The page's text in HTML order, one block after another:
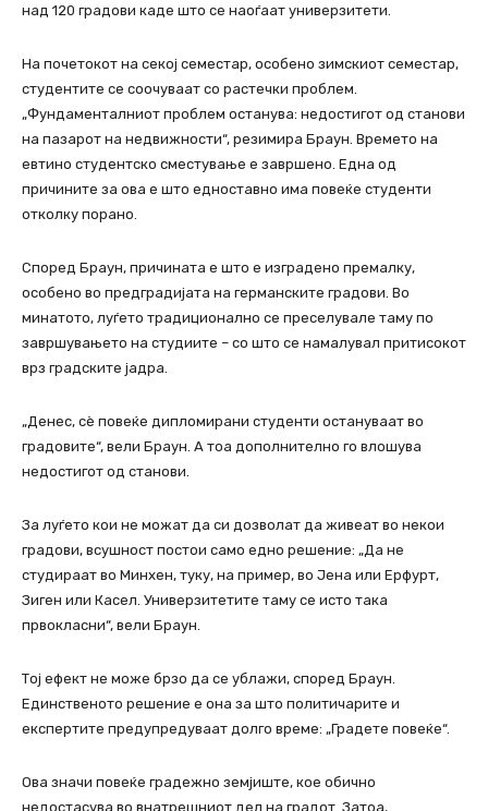
над 120 градови каде што се наоѓаат универзитети.
На почетокот на секој семестар, особено зимскиот семестар,
студентите се соочуваат со растечки проблем.
„Фундаменталниот проблем останува: недостигот од станови
на пазарот на недвижности“, резимира Браун. Времето на
евтино студентско сместување е завршено. Една од
причините за ова е што едноставно има повеќе студенти
отколку порано.
Според Браун, причината е што е изградено премалку,
особено во предградијата на германските градови. Во
минатото, луѓето традиционално се преселувале таму по
завршувањето на студиите – со што се намалувал притисокот
врз градските јадра.
„Денес, сè повеќе дипломирани студенти остануваат во
градовите“, вели Браун. А тоа дополнително го влошува
недостигот од станови.
За луѓето кои не можат да си дозволат да живеат во некои
градови, всушност постои само едно решение: „Да не
студираат во Минхен, туку, на пример, во Јена или Ерфурт,
Зиген или Касел. Универзитетите таму се исто така
првокласни“, вели Браун.
Тој ефект не може брзо да се ублажи, според Браун.
Единственото решение е она за што политичарите и
експертите предупредуваат долго време: „Градете повеќе“.
Ова значи повеќе градежно земјиште, кое обично
недостасува во внатрешниот дел на градот. Затоа,